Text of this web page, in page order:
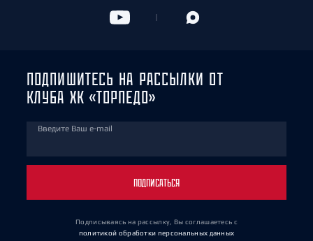
ПОДПИШИТЕСЬ НА РАССЫЛКИ ОТ
КЛУБА ХК «ТОРПЕДО»
Введите Ваш e-mail
ПОДПИСАТЬСЯ
Подписываясь на рассылку, Вы соглашаетесь с
политикой обработки персональных данных